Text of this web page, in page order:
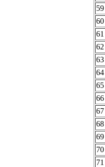
59
60
61
62
63
64
65
66
67
68
69
70
71